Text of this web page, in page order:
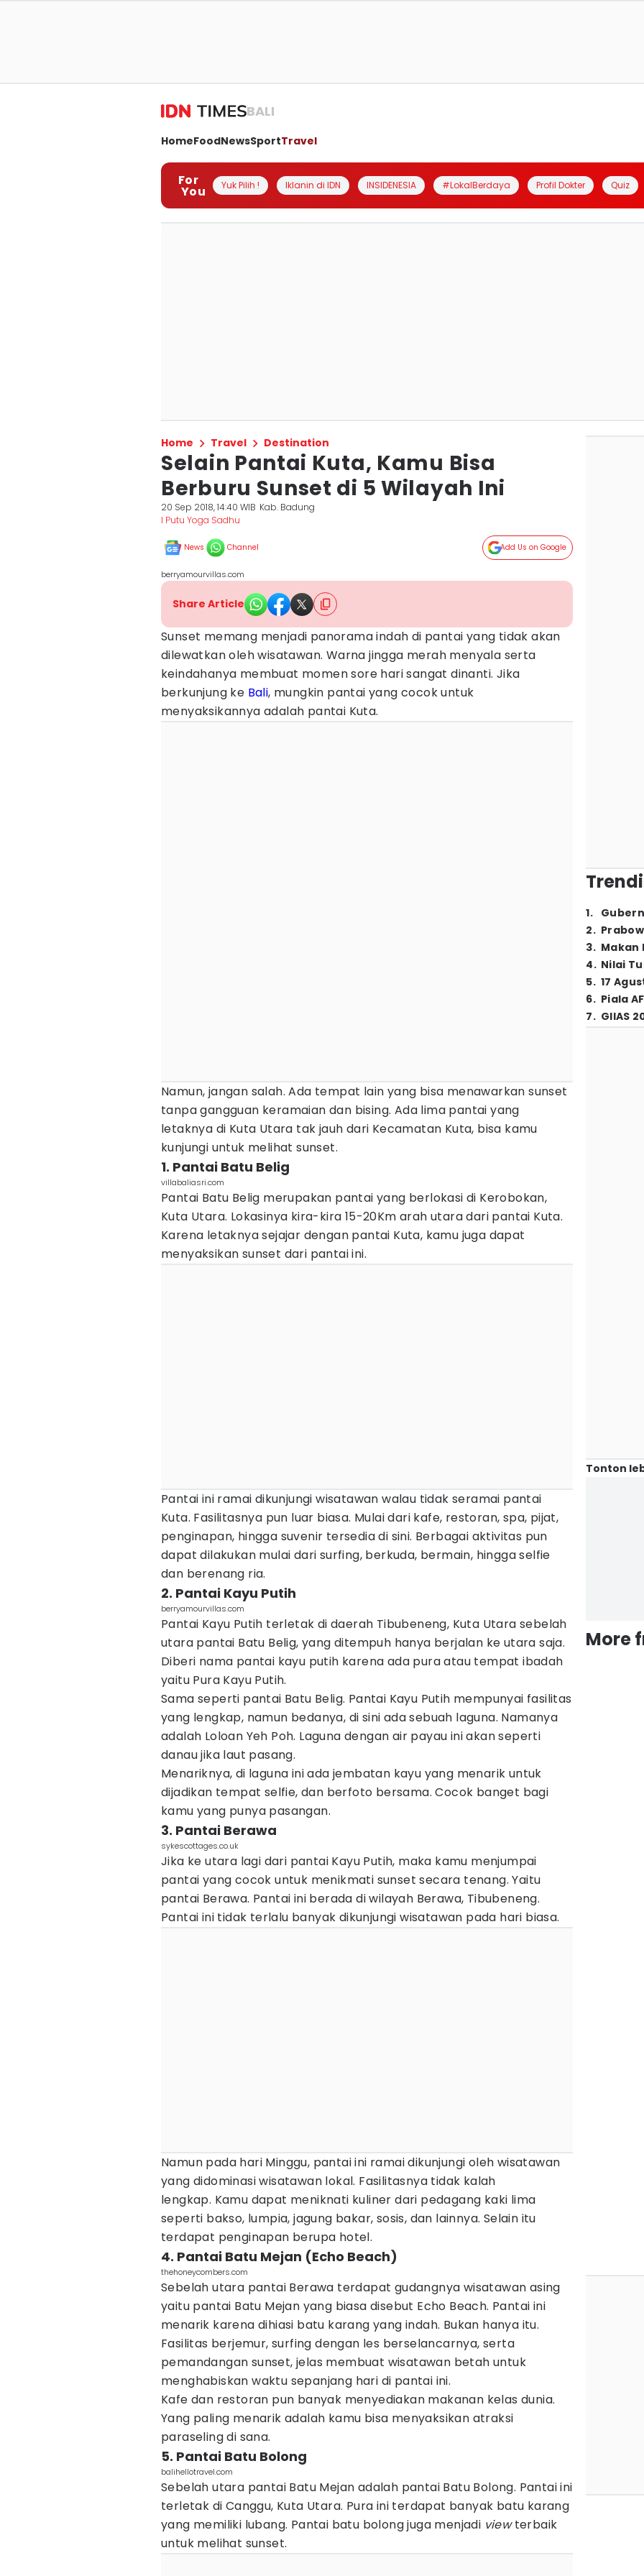
BALI
HomeFoodNewsSportTravel
For
You Yuk Pilih ! Iklanin di IDN INSIDENESIA #LokalBerdaya Profil Dokter Quiz
Home Travel Destination
Selain Pantai Kuta, Kamu Bisa
Berburu Sunset di 5 Wilayah Ini
20 Sep 2018, 14:40 WIB Kab. Badung
I Putu Yoga Sadhu
News Channel Add Us on Google
berryamourvillas.com
Share Article
Sunset memang menjadi panorama indah di pantai yang tidak akan
dilewatkan oleh wisatawan. Warna jingga merah menyala serta
keindahanya membuat momen sore hari sangat dinanti. Jika
berkunjung ke Bali, mungkin pantai yang cocok untuk
menyaksikannya adalah pantai Kuta.
Namun, jangan salah. Ada tempat lain yang bisa menawarkan sunset
tanpa gangguan keramaian dan bising. Ada lima pantai yang
letaknya di Kuta Utara tak jauh dari Kecamatan Kuta, bisa kamu
kunjungi untuk melihat sunset.
1. Pantai Batu Belig
villabaliasri.com
Pantai Batu Belig merupakan pantai yang berlokasi di Kerobokan,
Kuta Utara. Lokasinya kira-kira 15-20Km arah utara dari pantai Kuta.
Karena letaknya sejajar dengan pantai Kuta, kamu juga dapat
menyaksikan sunset dari pantai ini.
Pantai ini ramai dikunjungi wisatawan walau tidak seramai pantai
Kuta. Fasilitasnya pun luar biasa. Mulai dari kafe, restoran, spa, pijat,
penginapan, hingga suvenir tersedia di sini. Berbagai aktivitas pun
dapat dilakukan mulai dari surfing, berkuda, bermain, hingga selfie
dan berenang ria.
2. Pantai Kayu Putih
berryamourvillas.com
Pantai Kayu Putih terletak di daerah Tibubeneng, Kuta Utara sebelah
utara pantai Batu Belig, yang ditempuh hanya berjalan ke utara saja.
Diberi nama pantai kayu putih karena ada pura atau tempat ibadah
yaitu Pura Kayu Putih.
Sama seperti pantai Batu Belig. Pantai Kayu Putih mempunyai fasilitas
yang lengkap, namun bedanya, di sini ada sebuah laguna. Namanya
adalah Loloan Yeh Poh. Laguna dengan air payau ini akan seperti
danau jika laut pasang.
Menariknya, di laguna ini ada jembatan kayu yang menarik untuk
dijadikan tempat selfie, dan berfoto bersama. Cocok banget bagi
kamu yang punya pasangan.
3. Pantai Berawa
sykescottages.co.uk
Jika ke utara lagi dari pantai Kayu Putih, maka kamu menjumpai
pantai yang cocok untuk menikmati sunset secara tenang. Yaitu
pantai Berawa. Pantai ini berada di wilayah Berawa, Tibubeneng.
Pantai ini tidak terlalu banyak dikunjungi wisatawan pada hari biasa.
Namun pada hari Minggu, pantai ini ramai dikunjungi oleh wisatawan
yang didominasi wisatawan lokal. Fasilitasnya tidak kalah
lengkap. Kamu dapat meniknati kuliner dari pedagang kaki lima
seperti bakso, lumpia, jagung bakar, sosis, dan lainnya. Selain itu
terdapat penginapan berupa hotel.
4. Pantai Batu Mejan (Echo Beach)
thehoneycombers.com
Sebelah utara pantai Berawa terdapat gudangnya wisatawan asing
yaitu pantai Batu Mejan yang biasa disebut Echo Beach. Pantai ini
menarik karena dihiasi batu karang yang indah. Bukan hanya itu.
Fasilitas berjemur, surfing dengan les berselancarnya, serta
pemandangan sunset, jelas membuat wisatawan betah untuk
menghabiskan waktu sepanjang hari di pantai ini.
Kafe dan restoran pun banyak menyediakan makanan kelas dunia.
Yang paling menarik adalah kamu bisa menyaksikan atraksi
paraseling di sana.
5. Pantai Batu Bolong
balihellotravel.com
Sebelah utara pantai Batu Mejan adalah pantai Batu Bolong. Pantai ini
terletak di Canggu, Kuta Utara. Pura ini terdapat banyak batu karang
yang memiliki lubang. Pantai batu bolong juga menjadi viewterbaik
untuk melihat sunset.
1.
2.
3. Makan
4. Nilai
5. 17
6. Piala
7. GIIAS
Tonton
More